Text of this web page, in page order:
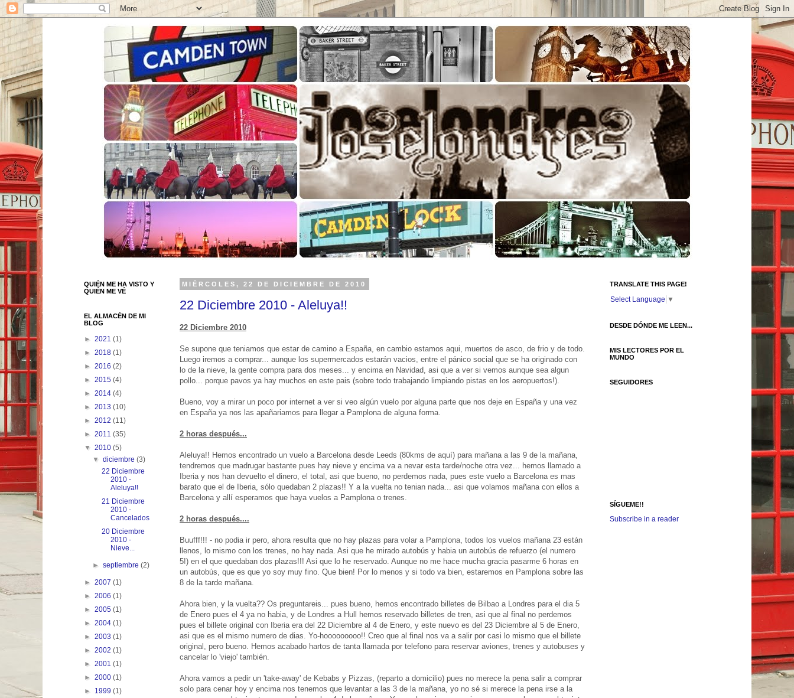
MIÉRCOLES, 22 DE DICIEMBRE DE 2010
22 Diciembre 2010 - Aleluya!!
22 Diciembre 2010
Se supone que teniamos que estar de camino a España, en cambio estamos aqui, muertos de asco, de frio y de todo.
Luego iremos a comprar... aunque los supermercados estarán vacios, entre el pánico social que se ha originado con
lo de la nieve, la gente compra para dos meses... y encima en Navidad, asi que a ver si vemos aunque sea algun
pollo... porque pavos ya hay muchos en este pais (sobre todo trabajando limpiando pistas en los aeropuertos!).
Bueno, voy a mirar un poco por internet a ver si veo algún vuelo por alguna parte que nos deje en España y una vez
en España ya nos las apañariamos para llegar a Pamplona de alguna forma.
2 horas después...
Aleluya!! Hemos encontrado un vuelo a Barcelona desde Leeds (80kms de aquí) para mañana a las 9 de la mañana,
tendremos que madrugar bastante pues hay nieve y encima va a nevar esta tarde/noche otra vez... hemos llamado a
Iberia y nos han devuelto el dinero, el total, asi que bueno, no perdemos nada, pues este vuelo a Barcelona es mas
barato que el de Iberia, sólo quedaban 2 plazas!! Y a la vuelta no tenian nada... asi que volamos mañana con ellos a
Barcelona y allí esperamos que haya vuelos a Pamplona o trenes.
2 horas después....
Buufff!!! - no podia ir pero, ahora resulta que no hay plazas para volar a Pamplona, todos los vuelos mañana 23 están
llenos, lo mismo con los trenes, no hay nada. Asi que he mirado autobús y habia un autobús de refuerzo (el numero
5!) en el que quedaban dos plazas!!! Asi que lo he reservado. Aunque no me hace mucha gracia pasarme 6 horas en
un autobús, que es que yo soy muy fino. Que bien! Por lo menos y si todo va bien, estaremos en Pamplona sobre las
8 de la tarde mañana.
Ahora bien, y la vuelta?? Os preguntareis... pues bueno, hemos encontrado billetes de Bilbao a Londres para el dia 5
de Enero pues el 4 ya no habia, y de Londres a Hull hemos reservado billetes de tren, asi que al final no perdemos
pues el billete original con Iberia era del 22 Diciembre al 4 de Enero, y este nuevo es del 23 Diciembre al 5 de Enero,
asi que es el mismo numero de dias. Yo-hooooooooo!! Creo que al final nos va a salir por casi lo mismo que el billete
original, pero bueno. Hemos acabado hartos de tanta llamada por telefono para reservar aviones, trenes y autobuses y
cancelar lo 'viejo' también.
Ahora vamos a pedir un 'take-away' de Kebabs y Pizzas, (reparto a domicilio) pues no merece la pena salir a comprar
solo para cenar hoy y encima nos tenemos que levantar a las 3 de la mañana, yo no sé si merece la pena irse a la
QUIÉN ME HA VISTO Y
QUIÉN ME VÉ
EL ALMACÉN DE MI
BLOG
► 2021 (1)
► 2018 (1)
► 2016 (2)
► 2015 (4)
► 2014 (4)
► 2013 (10)
► 2012 (11)
► 2011 (35)
▼ 2010 (5)
▼diciembre(3)
22 Diciembre
2010 -
Aleluya!!
21 Diciembre
2010 -
Cancelados
20 Diciembre
2010 -
Nieve...
►septiembre(2)
► 2007 (1)
► 2006 (1)
► 2005 (1)
► 2004 (1)
► 2003 (1)
► 2002 (1)
► 2001 (1)
► 2000 (1)
► 1999 (1)
TRANSLATE THIS PAGE!
Select Language ▼
DESDE DÓNDE ME LEEN...
MIS LECTORES POR EL
MUNDO
SEGUIDORES
SÍGUEME!!
Subscribe in a reader